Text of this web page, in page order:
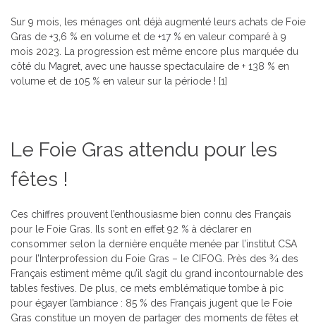
Sur 9 mois, les ménages ont déjà augmenté leurs achats de Foie
Gras de +3,6 % en volume et de +17 % en valeur comparé à 9
mois 2023. La progression est même encore plus marquée du
côté du Magret, avec une hausse spectaculaire de + 138 % en
volume et de 105 % en valeur sur la période ! [1]
Le Foie Gras attendu pour les
fêtes !
Ces chiffres prouvent l’enthousiasme bien connu des Français
pour le Foie Gras. Ils sont en effet 92 % à déclarer en
consommer selon la dernière enquête menée par l’institut CSA
pour l’Interprofession du Foie Gras – le CIFOG. Près des ¾ des
Français estiment même qu’il s’agit du grand incontournable des
tables festives. De plus, ce mets emblématique tombe à pic
pour égayer l’ambiance : 85 % des Français jugent que le Foie
Gras constitue un moyen de partager des moments de fêtes et